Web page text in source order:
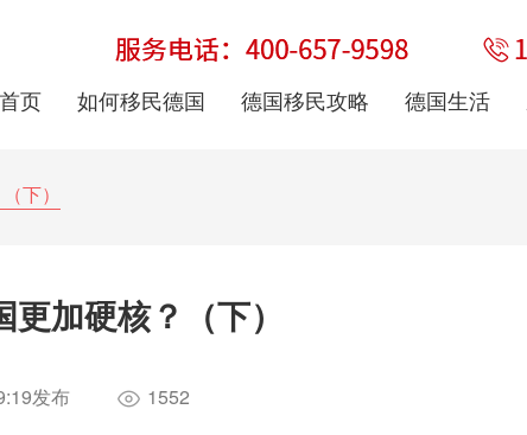
首页 如何移民德国 德国移民攻略 德国生活
下）
加硬核？（下）
发布 1552